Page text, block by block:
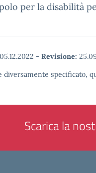
polo per la disabilità
05.12.2022 - Revisione:
diversamente specificato,
Scarica la